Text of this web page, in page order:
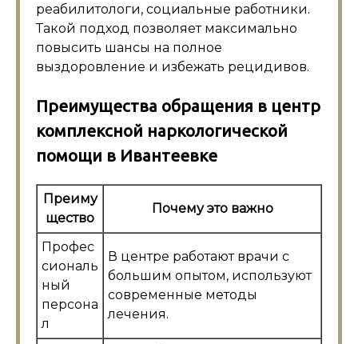
реабилитологи, социальные работники.
Такой подход позволяет максимально
повысить шансы на полное
выздоровление и избежать рецидивов.
Преимущества обращения в центр
комплексной наркологической
помощи в Ивантеевке
Преиму
щество
Почему это важно
Профес
сиональ
ный
персона
л
В центре работают врачи с
большим опытом, используют
современные методы
лечения.